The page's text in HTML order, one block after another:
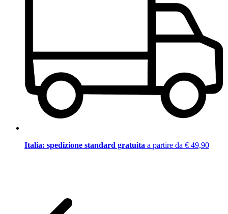
Italia: spedizione standard gratuita a partire da € 49,90